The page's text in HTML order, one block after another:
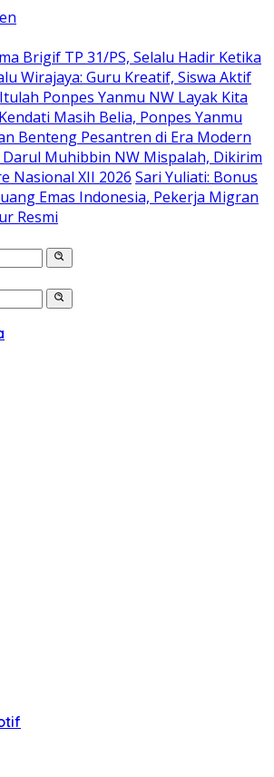
Brigif TP 31/PS, Selalu Hadir Ketika
Wirajaya: Guru Kreatif, Siswa Aktif
Ponpes Yanmu NW Layak Kita
Masih Belia, Ponpes Yanmu
Benteng Pesantren di Era Modern
Muhibbin NW Mispalah, Dikirim
Nasional XII 2026 Sari Yuliati: Bonus
Emas Indonesia, Pekerja Migran
Resmi